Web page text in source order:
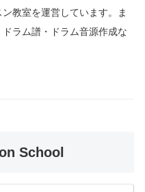
教室を運営しています。
ま
ラム譜・ドラム音源作成な
School